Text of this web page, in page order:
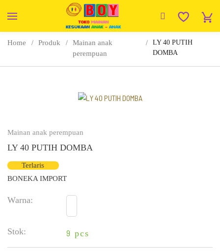
Home Produk
Mainan anak
perempuan
LY 40 PUTIH
DOMBA
Mainan anak perempuan
LY 40 PUTIH DOMBA
Terlaris
BONEKA IMPORT
Warna:
Stok: 9 pcs